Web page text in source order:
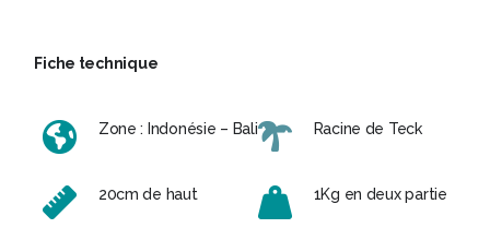
Fiche technique
Zone : Indonésie – Bali
20cm de haut
Racine de Teck
1Kg en deux partie